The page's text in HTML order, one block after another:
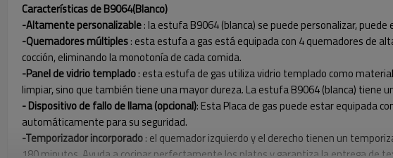
Características de B9064(Blanco)
-Altamente personalizable: la estufa B9064 (blanca) se puede personalizar,
-Quemadores múltiples: esta estufa a gas está equipada con 4 quemadores de
cocción, eliminando la monotonía de cada comida.
-Panel de vidrio templado: esta estufa de gas utiliza vidrio templado como
limpiar, sino que también tiene una mayor dureza. La estufa B9064 (blanca) tiene
- Dispositivo de fallo de llama (opcional): Esta Placa de gas puede estar equipada
automáticamente para su seguridad.
-Temporizador incorporado: el quemador izquierdo y el derecho tienen un
180 minutos. Ayuda a cocinar perfectamente los platos y garantiza la entrega de